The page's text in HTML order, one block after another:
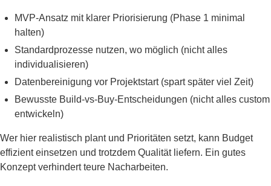
MVP-Ansatz mit klarer Priorisierung (Phase 1 minimal
halten)
Standardprozesse nutzen, wo möglich (nicht alles
individualisieren)
Datenbereinigung vor Projektstart (spart später viel Zeit)
Bewusste Build-vs-Buy-Entscheidungen (nicht alles custom
entwickeln)
Wer hier realistisch plant und Prioritäten setzt, kann Budget
effizient einsetzen und trotzdem Qualität liefern. Ein gutes
Konzept verhindert teure Nacharbeiten.